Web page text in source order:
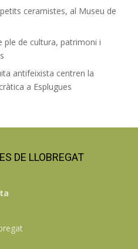
ceramistes, al Museu de
ple de cultura, patrimoni i
antifeixista centren la
a Esplugues
DE LLOBREGAT